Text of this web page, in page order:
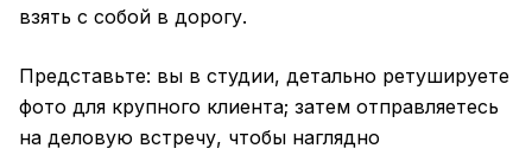
взять с собой в дорогу.
Представьте: вы в студии, детально ретушируете
фото для крупного клиента; затем отправляетесь
на деловую встречу, чтобы наглядно